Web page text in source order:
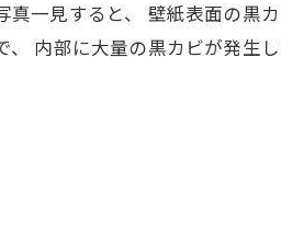
一見すると、 壁紙表面の黒
内部に大量の黒カビが発生